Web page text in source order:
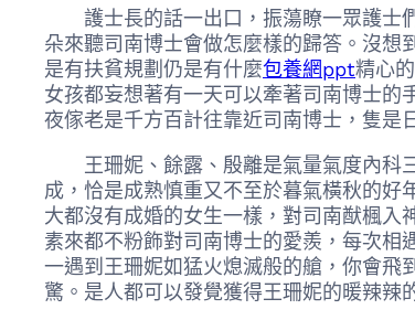
護士長的話一出口，振蕩瞭一眾護士們
朵來聽司南博士會做怎麼樣的歸答。沒想
是有扶貧規劃仍是有什麼包養網ppt精心
女孩都妄想著有一天可以牽著司南博士
夜傢老是千方百計往靠近司南博士，隻是
王珊妮、餘露、殷離是氣量氣度內科三
成，恰是成熟慎重又不至於暮氣橫秋的好
大都沒有成婚的女生一樣，對司南猷楓
素來都不粉飾對司南博士的愛羨，每次相
一遇到王珊妮如猛火熄滅般的艙，你會飛
驚。是人都可以發覺獲得王珊妮的暖辣辣